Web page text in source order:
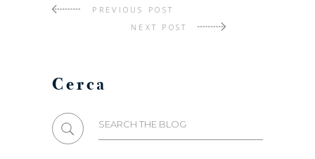
PREVIOUS POST
NEXT POST
Cerca
Search
for: